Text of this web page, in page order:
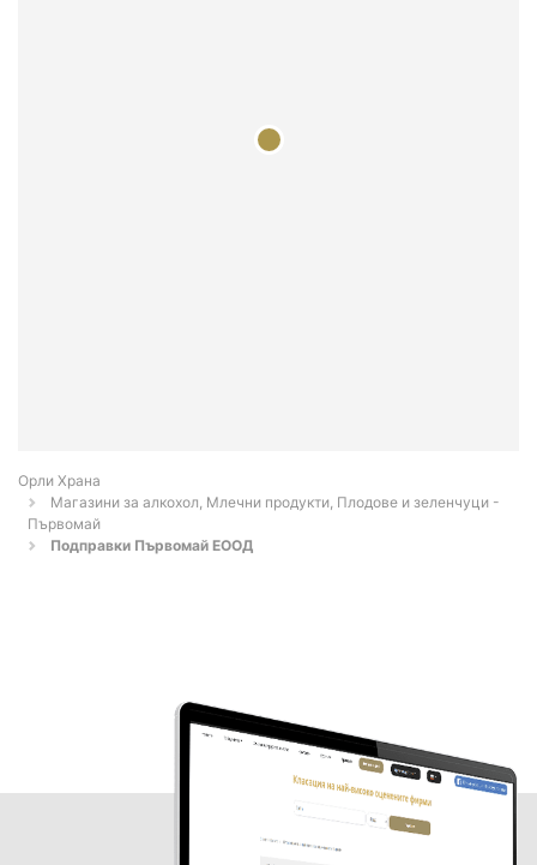
Орли Храна
Магазини за алкохол, Млечни продукти, Плодове и зеленчуци -
Първомай
Подправки Първомай ЕООД